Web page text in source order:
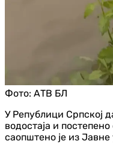
Фото: АТВ БЛ
У Републици Српској
водостаја и
саопштено је из